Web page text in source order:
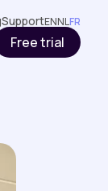
SupportENNLFR
Free trial